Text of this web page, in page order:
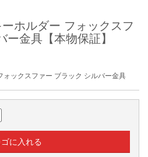
ホルダー フォックスフ
ー金具【本物保証】
ックスファー ブラック シルバー金具